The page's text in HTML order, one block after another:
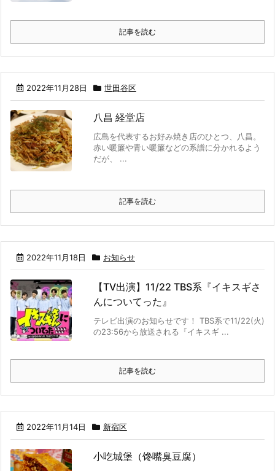
記事を読む
2022年11月28日 世田谷区
八昌 経堂店
広島を代表するお好み焼き店のひとつ、八昌。
赤い暖簾や青い暖簾などの系譜に分かれるよう
だが、 ...
記事を読む
2022年11月18日 お知らせ
【TV出演】11/22 TBS系『イキスギさ
んについてった』
テレビ出演のお知らせです！ TBS系で11/22(火)
の23:56から放送される『イキスギ ...
記事を読む
2022年11月14日 新宿区
小吃城堡（馋嘴臭豆腐）